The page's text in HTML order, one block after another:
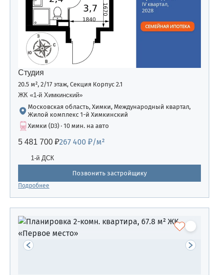
Студия
20.5 м², 2/17 этаж, Секция Корпус 2.1
ЖК «1-й Химкинский»
Московская область, Химки, Международный квартал,
Жилой комплекс 1-й Химкинский
Химки (D3) · 10 мин. на авто
5 481 700 ₽267 400 ₽/м²
1-й ДСК
Позвонить застройщику
Подробнее